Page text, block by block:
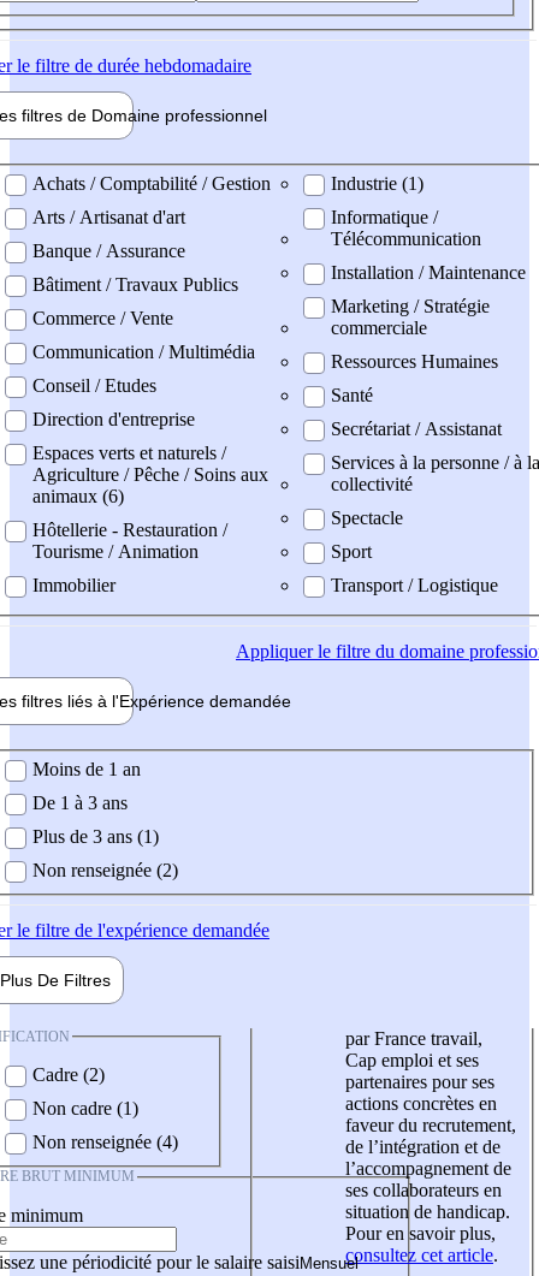
le filtre de durée hebdomadaire
filtres de Domaine professionnel
professionel
Achats / Comptabilité / Gestion
Arts / Artisanat d'art
Banque / Assurance
Bâtiment / Travaux Publics
Commerce / Vente
Communication / Multimédia
Conseil / Etudes
Direction d'entreprise
Espaces verts et naturels /
Agriculture / Pêche / Soins aux
animaux (6)
Hôtellerie - Restauration /
Tourisme / Animation
Immobilier
Industrie (1)
Informatique /
Télécommunication
Installation / Maintenance
Marketing / Stratégie
commerciale
Ressources Humaines
Santé
Secrétariat / Assistanat
Services à la personne / à la
collectivité
Spectacle
Sport
Transport / Logistique
Appliquerle filtre du domaine
filtres liés à l'Expérience demandée
demandée
Moins de 1 an
De 1 à 3 ans
Plus de 3 ans (1)
Non renseignée (2)
le filtre de l'expérience demandée
Plus De Filtres
Cadre (2)
Non cadre (1)
Non renseignée (4)
BRUT MINIMUM
minimum
une périodicité pour le salaire saisi
par France travail,
Cap emploi et ses
partenaires pour ses
actions concrètes en
faveur du recrutement,
de l’intégration et de
l’accompagnement de
ses collaborateurs en
situation de handicap.
Pour en savoir plus,
consultez cet article.